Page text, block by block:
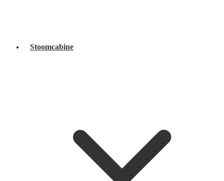
Stoomcabine